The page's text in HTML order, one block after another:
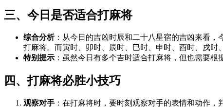
三、今日是否适合打麻将
综合分析：从今日的吉凶时辰和二十八星宿的吉凶来看
打麻将。而寅时、卯时、辰时、巳时、申时、酉时、戌时
特别提示 ：虽然今日有多个吉时适合打麻将，但也需要
四、打麻将必胜小技巧
观察对手 ：在打麻将时，要时刻观察对手的表情和动作，